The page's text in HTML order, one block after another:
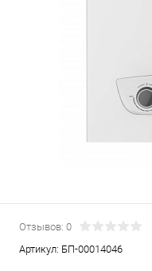
Отзывов: 0
Артикул: БП-00014046